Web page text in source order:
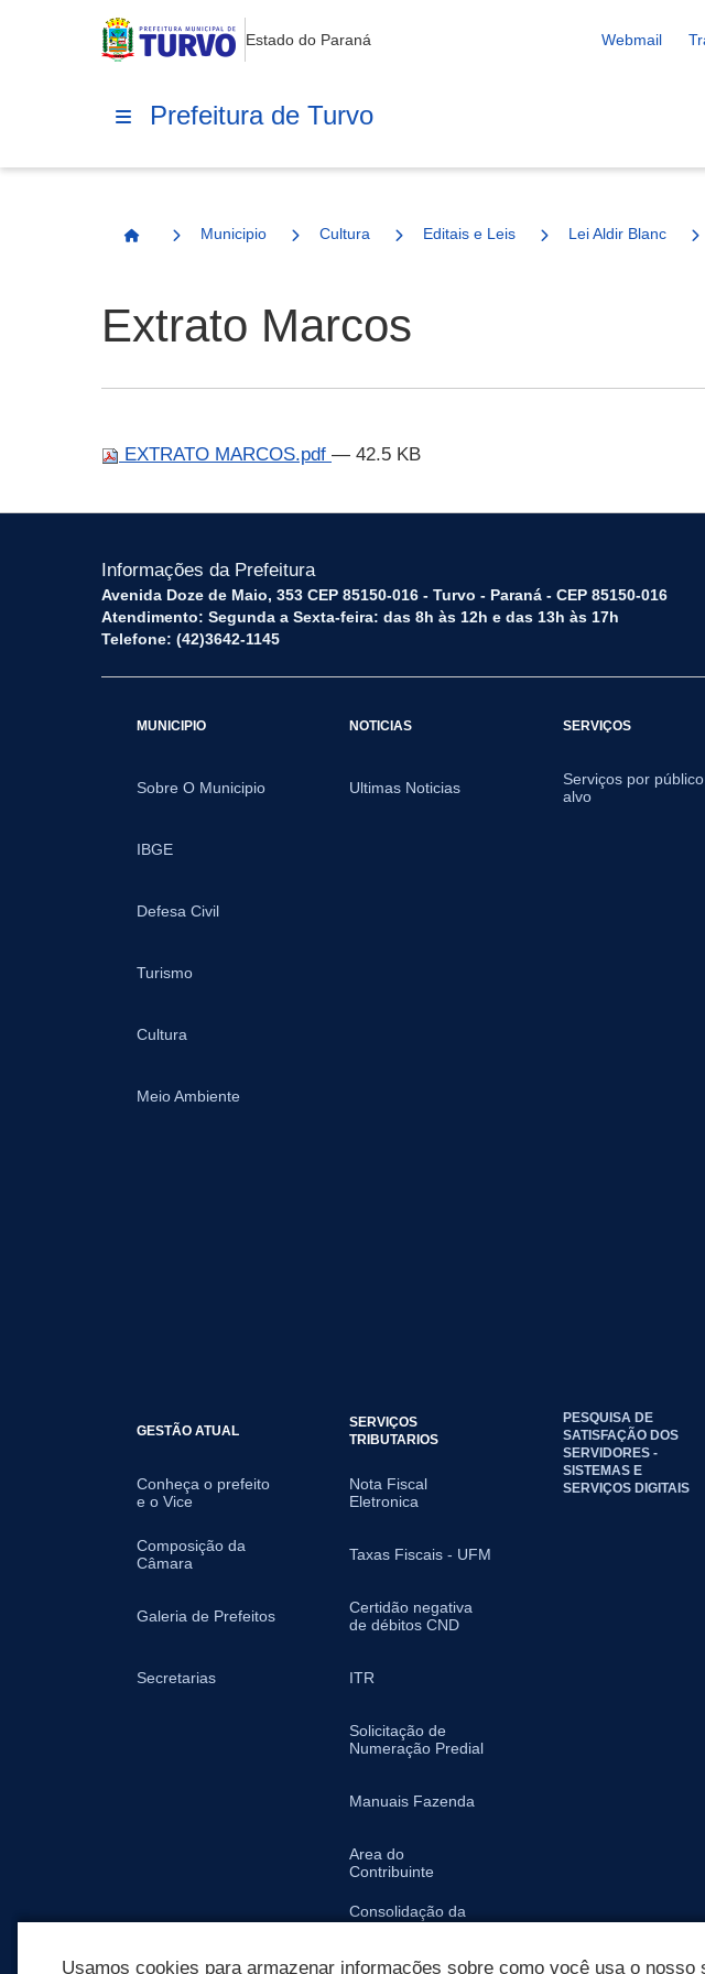
Estado do Paraná Webmail
Prefeitura de Turvo
Página Inicial
Municipio Cultura Editais e Leis Lei Aldir Blanc
Extrato Marcos
EXTRATO MARCOS.pdf — 42.5 KB
Informações da Prefeitura
Avenida Doze de Maio, 353 CEP 85150-016 - Turvo - Paraná - CEP 85150-016
Atendimento: Segunda a Sexta-feira: das 8h às 12h e das 13h às 17h
Telefone: (42)3642-1145
MUNICIPIO
Sobre O Municipio
IBGE
Defesa Civil
Turismo
Cultura
Meio Ambiente
NOTICIAS
Ultimas Noticias
SERVIÇOS
Serviços por público
alvo
GESTÃO ATUAL
Conheça o prefeito
e o Vice
Composição da
Câmara
Galeria de Prefeitos
Secretarias
SERVIÇOS
TRIBUTARIOS
Nota Fiscal
Eletronica
Taxas Fiscais - UFM
Certidão negativa
de débitos CND
ITR
Solicitação de
Numeração Predial
Manuais Fazenda
Area do
Contribuinte
Consolidação da
PESQUISA DE
SATISFAÇÃO DOS
SERVIDORES -
SISTEMAS E
SERVIÇOS DIGITAIS
Usamos cookies para armazenar informações sobre como você usa o